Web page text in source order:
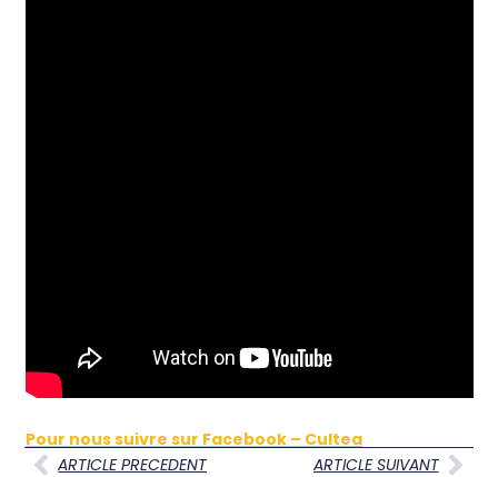
Pour nous suivre sur Facebook – Cultea
ARTICLE PRECEDENT
ARTICLE SUIVANT